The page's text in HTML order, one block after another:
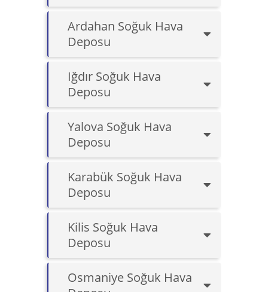
Ardahan Soğuk Hava
Deposu
Iğdır Soğuk Hava
Deposu
Yalova Soğuk Hava
Deposu
Karabük Soğuk Hava
Deposu
Kilis Soğuk Hava
Deposu
Osmaniye Soğuk Hava